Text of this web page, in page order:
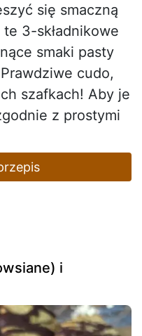
się smaczną
3-składnikowe
smaki pasty
cudo,
szafkach! Aby je
z prostymi
i